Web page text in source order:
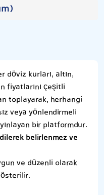
döviz kurları, altın,
fiyatlarını çeşitli
toplayarak, herhangi
veya yönlendirmeli
bir platformdur.
belirlenmez ve
ve düzenli olarak